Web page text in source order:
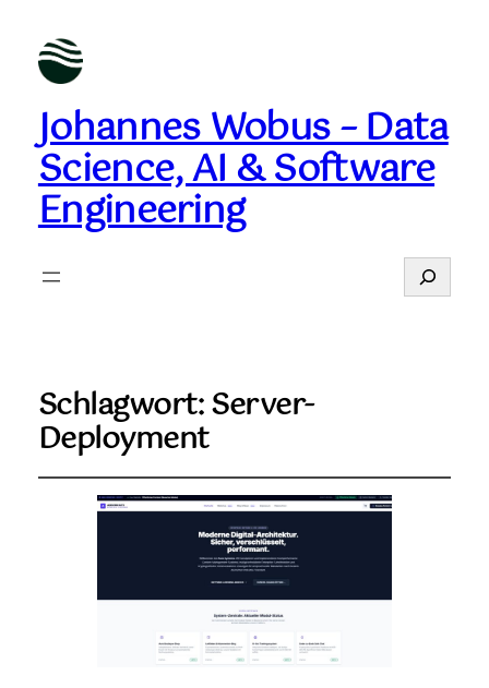
Johannes Wobus – Data
Science, AI & Software
Engineering
Suchen
Schlagwort:Server-
Deployment